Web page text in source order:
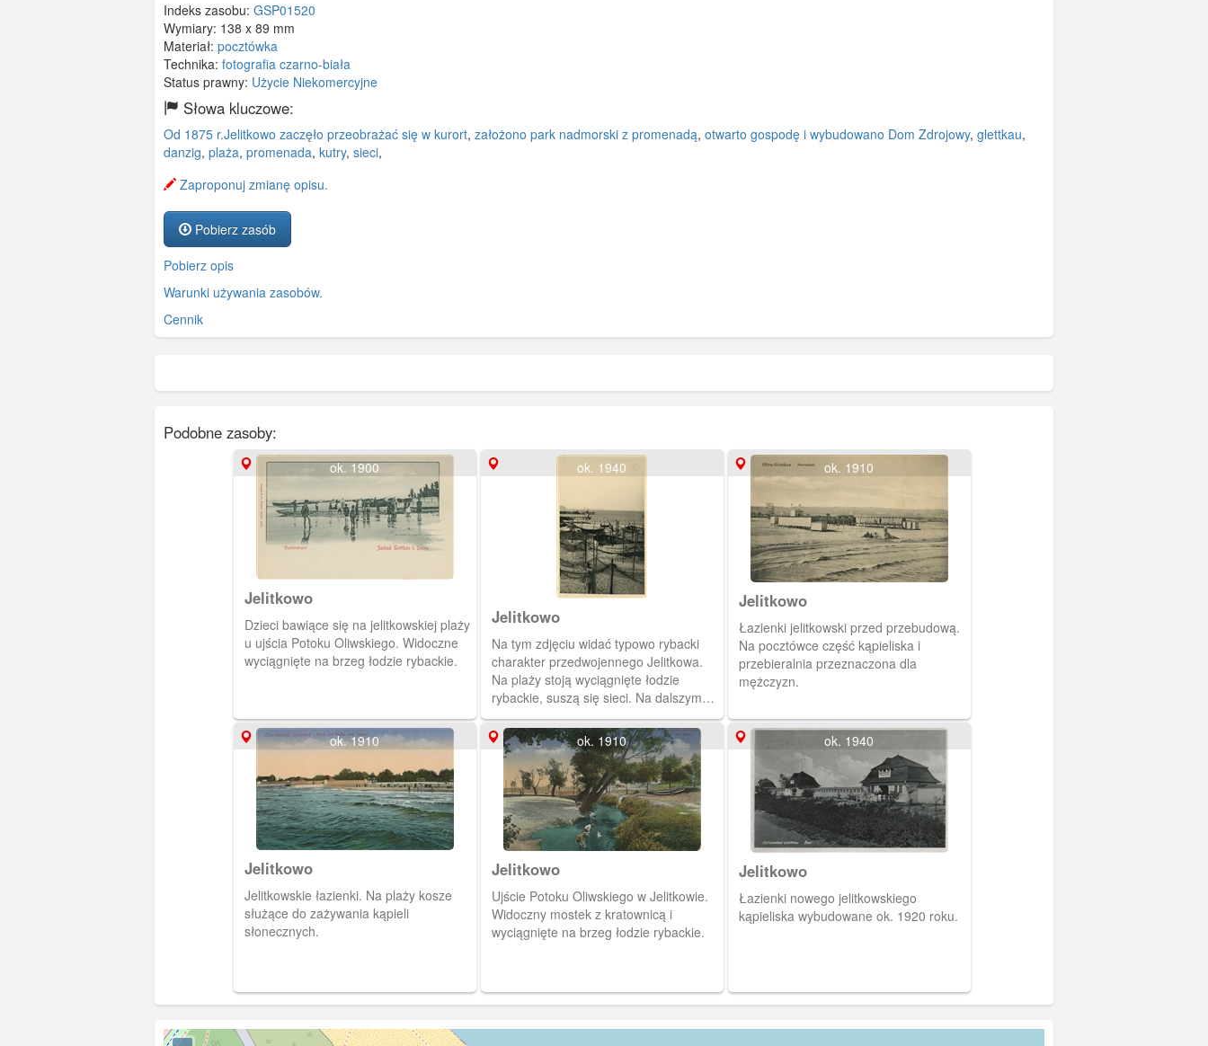
Indeks zasobu: GSP01520
Wymiary: 138 x 89 mm
Materiał: pocztówka
Technika: fotografia czarno-biała
Status prawny: Użycie Niekomercyjne
Słowa kluczowe:
Od 1875 r.Jelitkowo zaczęło przeobrażać się w kurort, założono park nadmorski z promenadą, otwarto gospodę i wybudowano Dom Zdrojowy, glettkau,
danzig, plaża, promenada, kutry, sieci,
Zaproponuj zmianę opisu.
Pobierz zasób
Pobierz opis
Warunki używania zasobów.
Cennik
Podobne zasoby:
ok. 1900
Jelitkowo
Dzieci bawiące się na jelitkowskiej plaży
u ujścia Potoku Oliwskiego. Widoczne
wyciągnięte na brzeg łodzie rybackie.
ok. 1940
Jelitkowo
Na tym zdjęciu widać typowo rybacki
charakter przedwojennego Jelitkowa.
Na plaży stoją wyciągnięte łodzie
rybackie, suszą się sieci. Na dalszym
planie widoczne molo jelitkowskie z
przycumowanym statkiem pasażerskim.
ok. 1910
Jelitkowo
Łazienki jelitkowski przed przebudową.
Na pocztówce część kąpieliska i
przebieralnia przeznaczona dla
mężczyzn.
ok. 1910
Jelitkowo
Jelitkowskie łazienki. Na plaży kosze
służące do zażywania kąpieli
słonecznych.
ok. 1910
Jelitkowo
Ujście Potoku Oliwskiego w Jelitkowie.
Widoczny mostek z kratownicą i
wyciągnięte na brzeg łodzie rybackie.
ok. 1940
Jelitkowo
Łazienki nowego jelitkowskiego
kąpieliska wybudowane ok. 1920 roku.